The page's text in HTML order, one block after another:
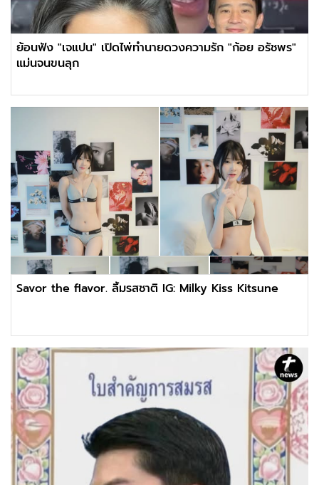
ย้อนฟัง "เจแปน" เปิดไพ่ทำนายดวงความรัก "ก้อย อรัชพร"
แม่นจนขนลุก
Savor the flavor. ลิ้มรสชาติ IG: Milky Kiss Kitsune